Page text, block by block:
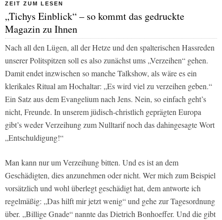
ZEIT ZUM LESEN
„Tichys Einblick“ – so kommt das gedruckte
Magazin zu Ihnen
Nach all den Lügen, all der Hetze und den spalterischen Hassreden
unserer Politspitzen soll es also zunächst ums „Verzeihen“ gehen.
Damit endet inzwischen so manche Talkshow, als wäre es ein
klerikales Ritual am Hochaltar: „Es wird viel zu verzeihen geben.“
Ein Satz aus dem Evangelium nach Jens. Nein, so einfach geht’s
nicht, Freunde. In unserem jüdisch-christlich geprägten Europa
gibt’s weder Verzeihung zum Nulltarif noch das dahingesagte Wort
„Entschuldigung!“
Man kann nur um Verzeihung bitten. Und es ist an dem
Geschädigten, dies anzunehmen oder nicht. Wer mich zum Beispiel
vorsätzlich und wohl überlegt geschädigt hat, dem antworte ich
regelmäßig: „Das hilft mir jetzt wenig“ und gehe zur Tagesordnung
über. „Billige Gnade“ nannte das Dietrich Bonhoeffer. Und die gibt